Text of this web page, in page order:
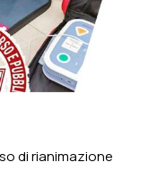
di rianimazione